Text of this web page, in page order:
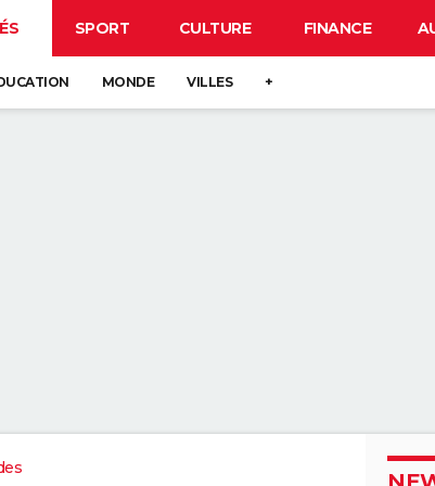
SPORT CULTURE FINANCE
MONDE VILLES +